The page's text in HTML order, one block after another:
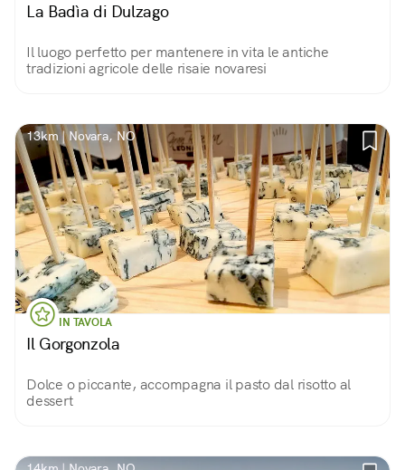
La Badìa di Dulzago
Il luogo perfetto per mantenere in vita le antiche
tradizioni agricole delle risaie novaresi
13km | Novara, NO
IN TAVOLA
Il Gorgonzola
Dolce o piccante, accompagna il pasto dal risotto al
dessert